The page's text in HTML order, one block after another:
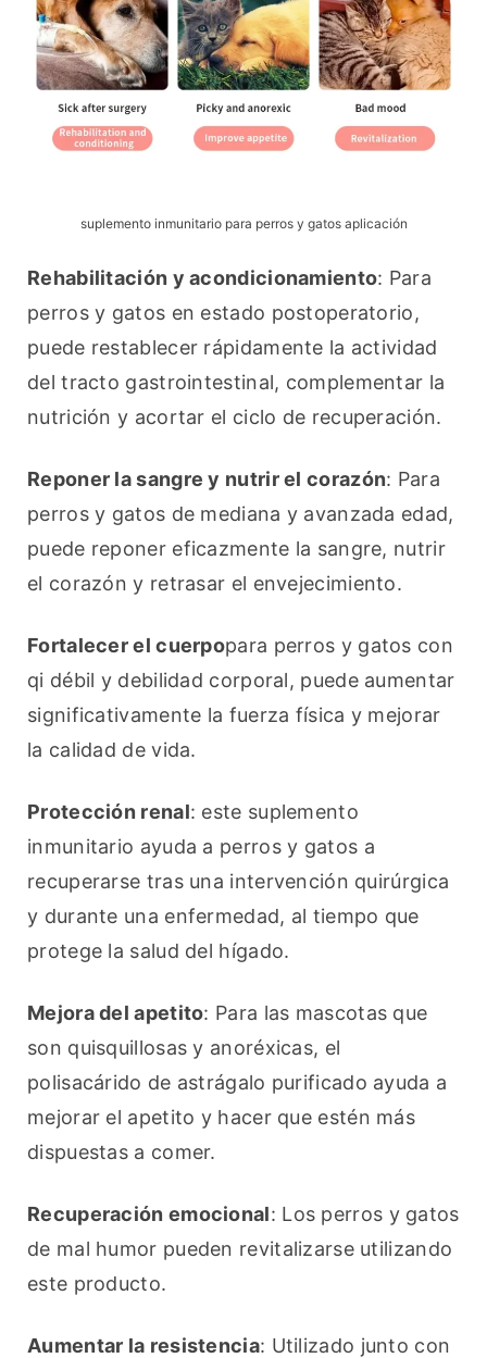
suplemento inmunitario para perros y gatos aplicación
Rehabilitación y acondicionamiento: Para
perros y gatos en estado postoperatorio,
puede restablecer rápidamente la actividad
del tracto gastrointestinal, complementar la
nutrición y acortar el ciclo de recuperación.
Reponer la sangre y nutrir el corazón: Para
perros y gatos de mediana y avanzada edad,
puede reponer eficazmente la sangre, nutrir
el corazón y retrasar el envejecimiento.
Fortalecer el cuerpopara perros y gatos con
qi débil y debilidad corporal, puede aumentar
significativamente la fuerza física y mejorar
la calidad de vida.
Protección renal: este suplemento
inmunitario ayuda a perros y gatos a
recuperarse tras una intervención quirúrgica
y durante una enfermedad, al tiempo que
protege la salud del hígado.
Mejora del apetito: Para las mascotas que
son quisquillosas y anoréxicas, el
polisacárido de astrágalo purificado ayuda a
mejorar el apetito y hacer que estén más
dispuestas a comer.
Recuperación emocional: Los perros y gatos
de mal humor pueden revitalizarse utilizando
este producto.
Aumentar la resistencia: Utilizado junto con